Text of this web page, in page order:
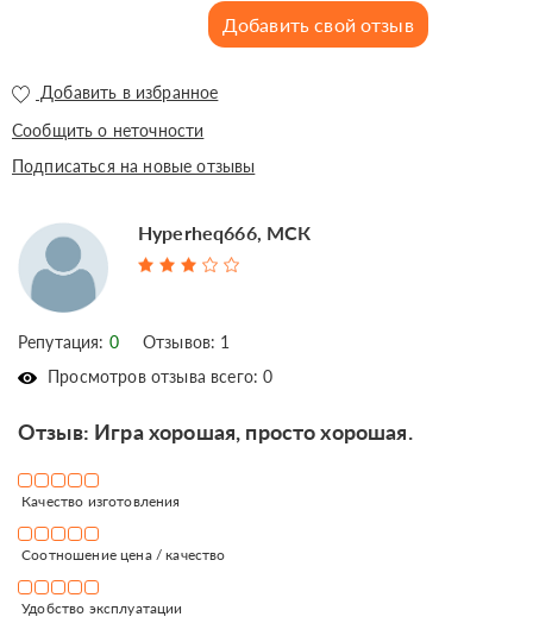
Добавить свой отзыв
Добавить в избранное
Сообщить о неточности
Подписаться на новые отзывы
Hyperheq666, МСК
Репутация: 0
Отзывов: 1
Просмотров отзыва всего: 0
Отзыв: Игра хорошая, просто хорошая.
Качество изготовления
Соотношение цена / качество
Удобство эксплуатации